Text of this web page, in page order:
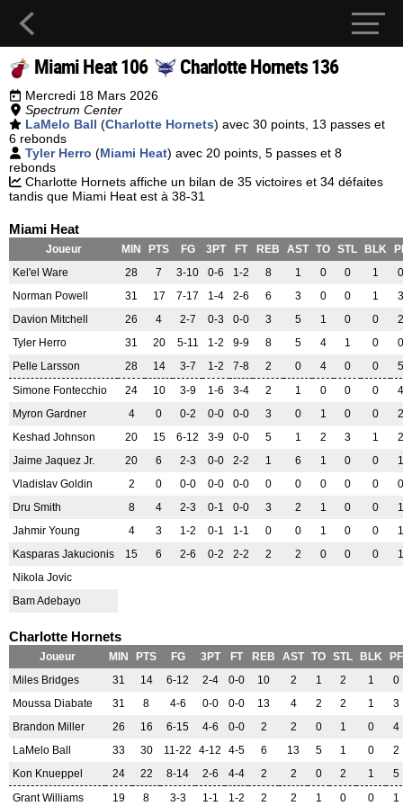
Miami Heat 106 Charlotte Hornets 136
Mercredi 18 Mars 2026
Spectrum Center
LaMelo Ball (Charlotte Hornets) avec 30 points, 13 passes et
6 rebonds
Tyler Herro (Miami Heat) avec 20 points, 5 passes et 8
rebonds
Charlotte Hornets affiche un bilan de 35 victoires et 34 défaites
tandis que Miami Heat est à 38-31
Miami Heat
Joueur MIN PTS FG 3PT FT REB AST TO STL BLK
Kel'el Ware
28 7 3-10 0-6 1-2 8 1 0 0 1
0
Norman Powell
31 17 7-17 1-4 2-6 6 3 0 0 1
3
Davion Mitchell
26 4 2-7 0-3 0-0 3 5 1 0 0
2
Tyler Herro
31 20 5-11 1-2 9-9 8 5 4 1 0
0
Pelle Larsson
28 14 3-7 1-2 7-8 2 0 4 0 0
5
Simone Fontecchio
24 10 3-9 1-6 3-4 2 1 0 0 0
4
Myron Gardner
4 0 0-2 0-0 0-0 3 0 1 0 0
2
Keshad Johnson
20 15 6-12 3-9 0-0 5 1 2 3 1
2
Jaime Jaquez Jr.
20 6 2-3 0-0 2-2 1 6 1 0 0
1
Vladislav Goldin
2 0 0-0 0-0 0-0 0 0 0 0 0
0
Dru Smith
8 4 2-3 0-1 0-0 3 2 1 0 0
1
Jahmir Young
4 3 1-2 0-1 1-1 0 0 1 0 0
1
Kasparas Jakucionis
15 6 2-6 0-2 2-2 2 2 0 0 0
1
Nikola Jovic
Bam Adebayo
Charlotte Hornets
Joueur MIN PTS FG 3PT FT REB AST TO STL BLK
PF
Miles Bridges
31 14 6-12 2-4 0-0 10 2 1 2 1
0
Moussa Diabate
31 8 4-6 0-0 0-0 13 4 2 2 1
3
Brandon Miller
26 16 6-15 4-6 0-0 2 2 0 1 0
4
LaMelo Ball
33 30 11-22 4-12 4-5 6 13 5 1 0
2
Kon Knueppel
24 22 8-14 2-6 4-4 2 2 0 2 1
5
Grant Williams
19 8 3-3 1-1 1-2 2 2 1 0 0 1